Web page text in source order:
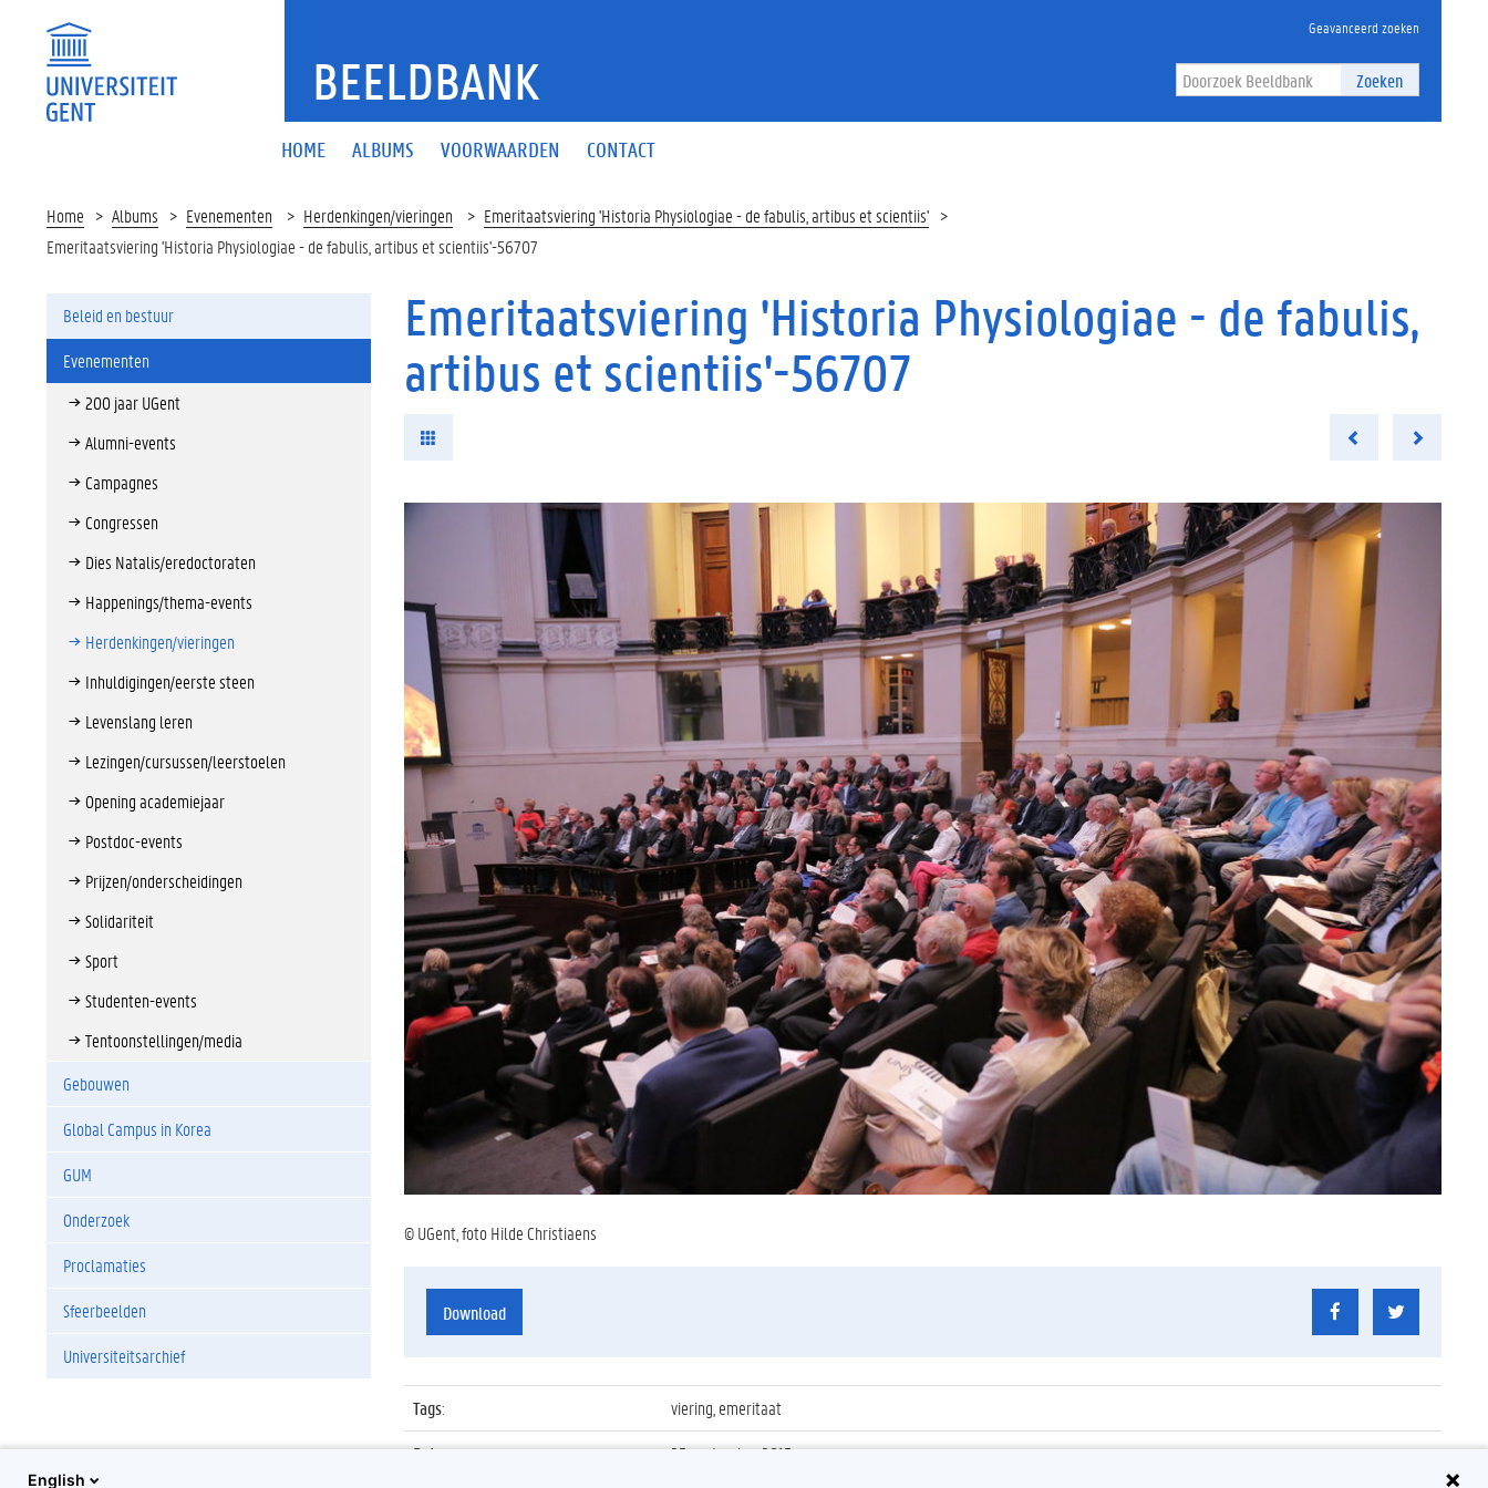
BEELDBANK
Geavanceerd zoeken
Zoeken
HOME ALBUMS VOORWAARDEN CONTACT
Home Albums Evenementen Herdenkingen/vieringen
Emeritaatsviering 'Historia Physiologiae - de fabulis, artibus et scientiis'
Emeritaatsviering 'Historia Physiologiae - de fabulis, artibus et scientiis'-56707
Beleid en bestuur
Evenementen
200 jaar UGent
Alumni-events
Campagnes
Congressen
Dies Natalis/eredoctoraten
Happenings/thema-events
Herdenkingen/vieringen
Inhuldigingen/eerste steen
Levenslang leren
Lezingen/cursussen/leerstoelen
Opening academiejaar
Postdoc-events
Prijzen/onderscheidingen
Solidariteit
Sport
Studenten-events
Tentoonstellingen/media
Gebouwen
Global Campus in Korea
GUM
Onderzoek
Proclamaties
Sfeerbeelden
Universiteitsarchief
Emeritaatsviering 'Historia Physiologiae - de fabulis,
artibus et scientiis'-56707
© UGent, foto Hilde Christiaens
Download
Tags:
viering, emeritaat
Datum:
25 september 2015
English